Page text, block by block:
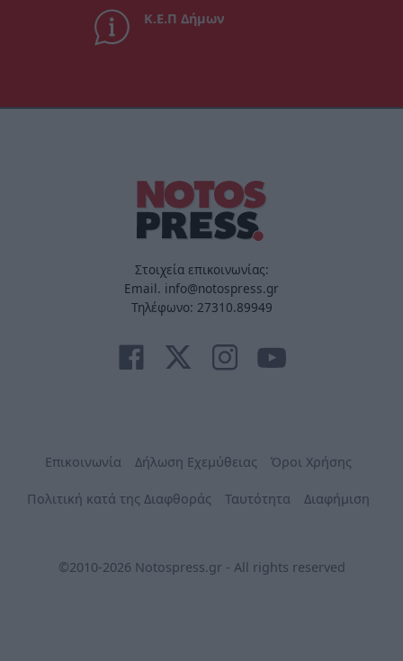
Κ.Ε.Π Δήμων
Στοιχεία επικοινωνίας:
Email. info@notospress.gr
Τηλέφωνο: 27310.89949
Επικοινωνία Δήλωση Εχεμύθειας Όροι Χρήσης
Πολιτική κατά της Διαφθοράς Ταυτότητα Διαφήμιση
©2010-2026 Notospress.gr - All rights reserved